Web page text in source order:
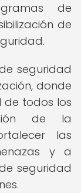
de
de
seguridad
donde
de todos los
de la
las
y a
seguridad